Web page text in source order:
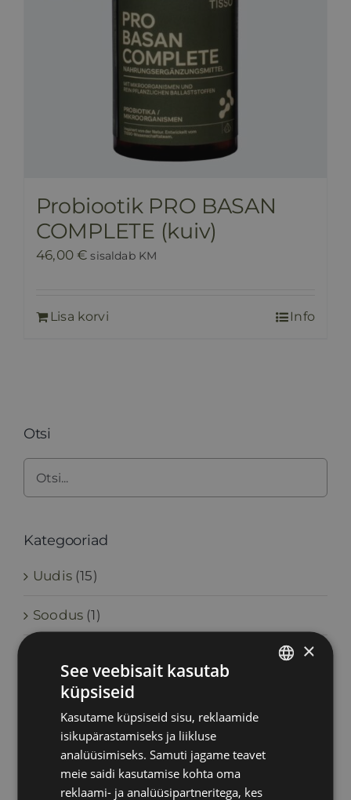
Probiootik PRO BASAN
COMPLETE (kuiv)
46,00€ sisaldab KM
Lisa korvi Info
Otsi
Kategooriad
Uudis (15)
Soodus (1)
Upgraders (6)
Vastuvõtud (2)
Testid, uuringud (9)
×
See veebisait kasutab
küpsiseid
Kasutame küpsiseid sisu, reklaamide
isikupärastamiseks ja liikluse
analüüsimiseks. Samuti jagame teavet
meie saidi kasutamise kohta oma
reklaami- ja analüüsipartneritega, kes